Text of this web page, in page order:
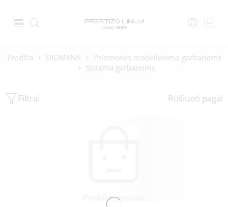
Pradžia DIDMENA
Priemonės modeliavimo garbanoms
Sistema garbanoms
Filtrai Rūšiuoti pagal
Produktų nerasta.